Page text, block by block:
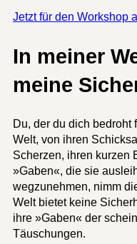
Jetzt für den Workshop
In meiner
meine
Du, der du dich bedroht
Welt, von ihren
Scherzen, ihren kurzen
»Gaben«, die sie
wegzunehmen, nimm
Welt bietet keine
ihre »Gaben« der
Täuschungen.